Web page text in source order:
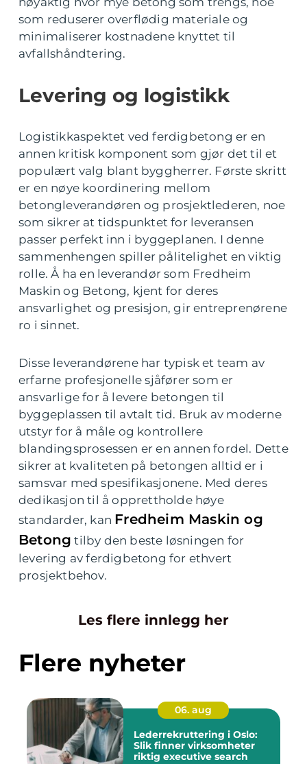
som reduserer overflødig materiale og
minimaliserer kostnadene knyttet til
avfallshåndtering.
Levering og logistikk
Logistikkaspektet ved ferdigbetong er en
annen kritisk komponent som gjør det til et
populært valg blant byggherrer. Første skritt
er en nøye koordinering mellom
betongleverandøren og prosjektlederen, noe
som sikrer at tidspunktet for leveransen
passer perfekt inn i byggeplanen. I denne
sammenhengen spiller pålitelighet en viktig
rolle. Å ha en leverandør som Fredheim
Maskin og Betong, kjent for deres
ansvarlighet og presisjon, gir entreprenørene
ro i sinnet.
Disse leverandørene har typisk et team av
erfarne profesjonelle sjåfører som er
ansvarlige for å levere betongen til
byggeplassen til avtalt tid. Bruk av moderne
utstyr for å måle og kontrollere
blandingsprosessen er en annen fordel. Dette
sikrer at kvaliteten på betongen alltid er i
samsvar med spesifikasjonene. Med deres
dedikasjon til å opprettholde høye
standarder, kan Fredheim Maskin og
Betong tilby den beste løsningen for
levering av ferdigbetong for ethvert
prosjektbehov.
Les flere innlegg her
Flere nyheter
06. aug
Lederrekruttering i Oslo:
Slik finner virksomheter
riktig executive search